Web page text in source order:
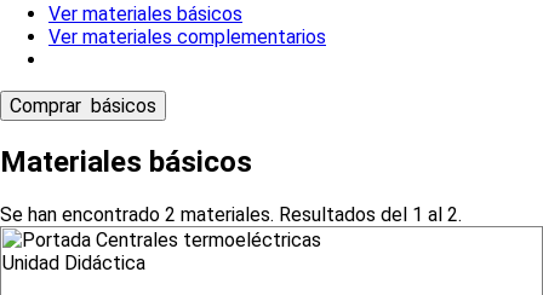
Ver materiales básicos
Ver materiales complementarios
Materiales básicos
Se han encontrado 2 materiales. Resultados del 1 al 2.
Unidad Didáctica